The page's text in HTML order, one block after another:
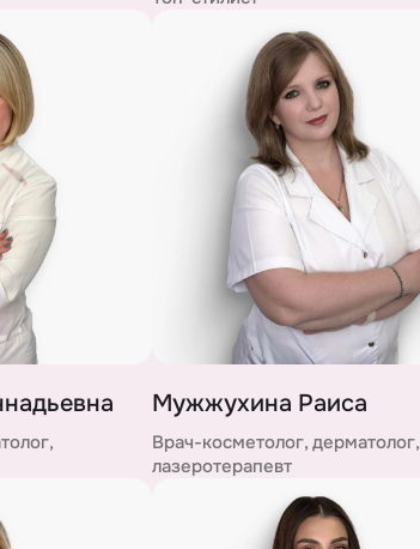
Мужжухина Раиса
Врач-косметолог, дерматолог,
лазеротерапевт